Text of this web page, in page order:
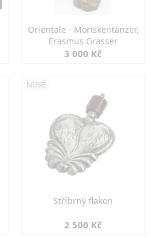
Orientale - Moriskentänzer,
Erasmus Grasser
3 000 Kč
NOVÉ
Stříbrný flakon
2 500 Kč